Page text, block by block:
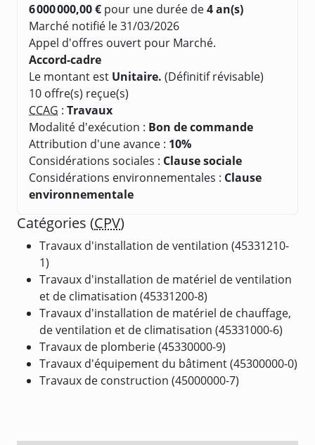
6 000 000,00 € pour une durée de4 an(s)
Marché notifié le 31/03/2026
Appel d'offres ouvert pour Marché.
Accord-cadre
Le montant est Unitaire. (Définitif révisable)
10 offre(s) reçue(s)
CCAG : Travaux
Modalité d'exécution : Bon de commande
Attribution d'une avance : 10%
Considérations sociales : Clause sociale
Considérations environnementales : Clause
environnementale
Catégories (CPV)
Travaux d'installation de ventilation (45331210-
1)
Travaux d'installation de matériel de ventilation
et de climatisation (45331200-8)
Travaux d'installation de matériel de chauffage,
de ventilation et de climatisation (45331000-6)
Travaux de plomberie (45330000-9)
Travaux d'équipement du bâtiment (45300000-0)
Travaux de construction (45000000-7)